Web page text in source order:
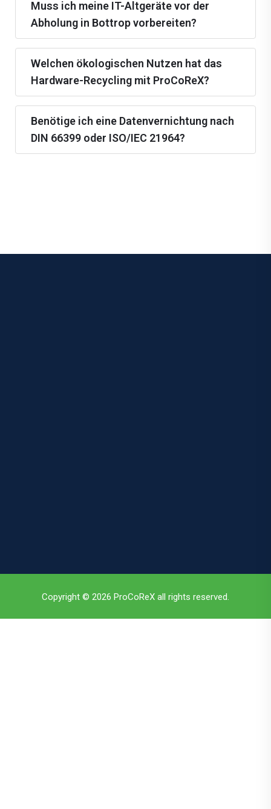
Muss ich meine IT-Altgeräte vor der
Abholung in Bottrop vorbereiten?
Welchen ökologischen Nutzen hat das
Hardware-Recycling mit ProCoReX?
Benötige ich eine Datenvernichtung nach
DIN 66399 oder ISO/IEC 21964?
Copyright © 2026 ProCoReX all rights reserved.